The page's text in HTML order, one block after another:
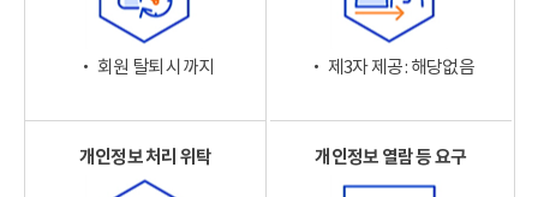
‧ 회원 탈퇴 시까지 ‧ 제3자 제공 : 해당없음
개인정보 처리 위탁 개인정보 열람 등 요구